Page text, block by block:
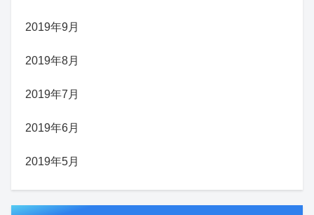
2019年9月
2019年8月
2019年7月
2019年6月
2019年5月